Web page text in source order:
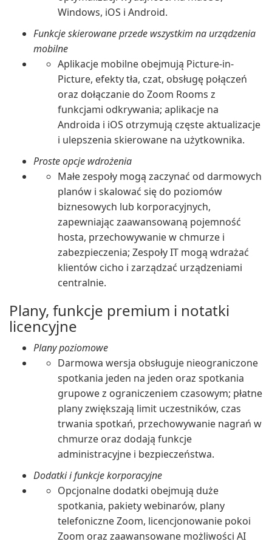
Windows, iOS i Android.
Funkcje skierowane przede wszystkim na urządzenia
mobilne
Aplikacje mobilne obejmują Picture-in-
Picture, efekty tła, czat, obsługę połączeń
oraz dołączanie do Zoom Rooms z
funkcjami odkrywania; aplikacje na
Androida i iOS otrzymują częste aktualizacje
i ulepszenia skierowane na użytkownika.
Proste opcje wdrożenia
Małe zespoły mogą zaczynać od darmowych
planów i skalować się do poziomów
biznesowych lub korporacyjnych,
zapewniając zaawansowaną pojemność
hosta, przechowywanie w chmurze i
zabezpieczenia; Zespoły IT mogą wdrażać
klientów cicho i zarządzać urządzeniami
centralnie.
Plany, funkcje premium i notatki
licencyjne
Plany poziomowe
Darmowa wersja obsługuje nieograniczone
spotkania jeden na jeden oraz spotkania
grupowe z ograniczeniem czasowym; płatne
plany zwiększają limit uczestników, czas
trwania spotkań, przechowywanie nagrań w
chmurze oraz dodają funkcje
administracyjne i bezpieczeństwa.
Dodatki i funkcje korporacyjne
Opcjonalne dodatki obejmują duże
spotkania, pakiety webinarów, plany
telefoniczne Zoom, licencjonowanie pokoi
Zoom oraz zaawansowane możliwości AI